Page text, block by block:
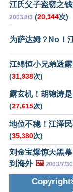
江氏父子盗窃之
2003/8/3 (20,344次)
为萨达姆？No！
江绵恒小兄弟透
(31,938次)
露玄机！胡锦涛
(27,615次)
地位不稳！江泽
(35,380次)
刘金宝爆惊天黑
到海外 🖼️ 2003/7/30